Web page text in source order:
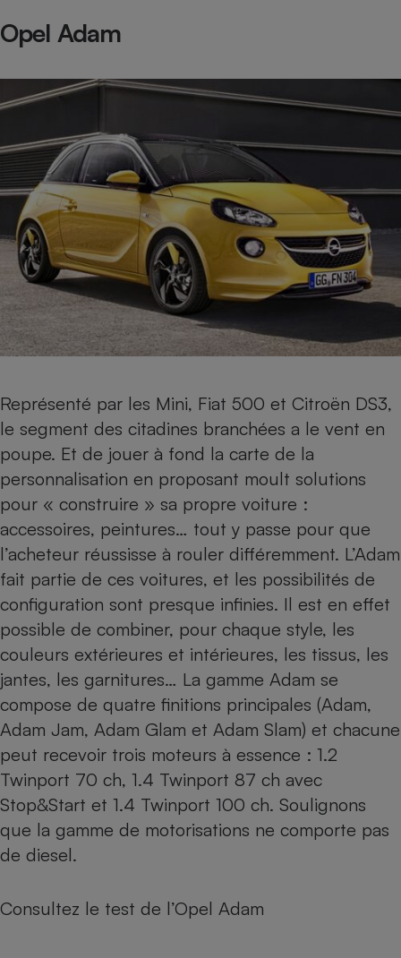
Opel Adam
Représenté par les Mini, Fiat 500 et Citroën DS3,
le segment des citadines branchées a le vent en
poupe. Et de jouer à fond la carte de la
personnalisation en proposant moult solutions
pour « construire » sa propre voiture :
accessoires, peintures… tout y passe pour que
l’acheteur réussisse à rouler différemment. L’Adam
fait partie de ces voitures, et les possibilités de
configuration sont presque infinies. Il est en effet
possible de combiner, pour chaque style, les
couleurs extérieures et intérieures, les tissus, les
jantes, les garnitures… La gamme Adam se
compose de quatre finitions principales (Adam,
Adam Jam, Adam Glam et Adam Slam) et chacune
peut recevoir trois moteurs à essence : 1.2
Twinport 70 ch, 1.4 Twinport 87 ch avec
Stop&Start et 1.4 Twinport 100 ch. Soulignons
que la gamme de motorisations ne comporte pas
de diesel.
Consultez le test de l’Opel Adam